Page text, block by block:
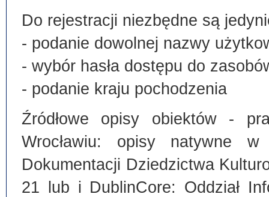
Do rejestracji niezbędne są
- podanie dowolnej nazwy
- wybór hasła dostępu do
- podanie kraju pochodzenia
Źródłowe opisy obiektów -
Wrocławiu: opisy natywne
Dokumentacji Dziedzictwa
21 lub i DublinCore: Oddział